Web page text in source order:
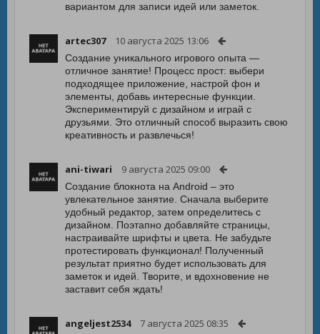
вариантом для записи идей или заметок.
artec307 10 августа 2025 13:06
Создание уникального игрового опыта —
отличное занятие! Процесс прост: выбери
подходящее приложение, настрой фон и
элементы, добавь интересные функции.
Экспериментируй с дизайном и играй с
друзьями. Это отличный способ выразить свою
креативность и развлечься!
ani-tiwari 9 августа 2025 09:00
Создание блокнота на Android – это
увлекательное занятие. Сначала выберите
удобный редактор, затем определитесь с
дизайном. Поэтапно добавляйте страницы,
настраивайте шрифты и цвета. Не забудьте
протестировать функционал! Полученный
результат приятно будет использовать для
заметок и идей. Творите, и вдохновение не
заставит себя ждать!
angeljest2534 7 августа 2025 08:35